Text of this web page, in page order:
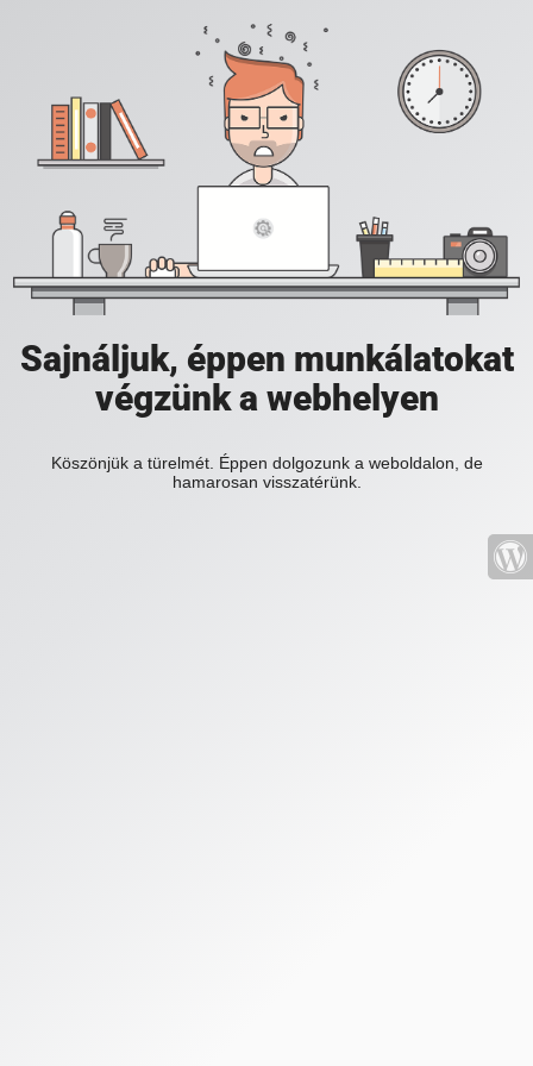
Sajnáljuk, éppen munkálatokat
végzünk a webhelyen
Köszönjük a türelmét. Éppen dolgozunk a weboldalon, de
hamarosan visszatérünk.